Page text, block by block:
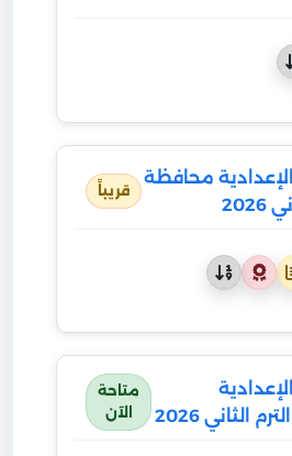
محافظة
قريباً
الثاني 2026
متاحة
الآن